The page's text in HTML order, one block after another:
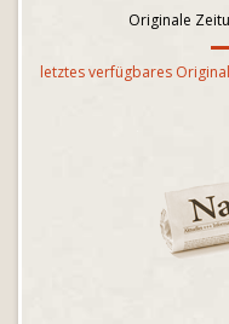
Originale
letztes verfügbares